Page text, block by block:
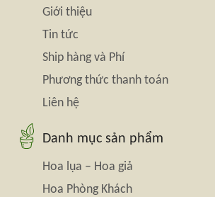
Giới thiệu
Tin tức
Ship hàng và Phí
Phương thức thanh toán
Liên hệ
Danh mục sản phẩm
Hoa lụa – Hoa giả
Hoa Phòng Khách